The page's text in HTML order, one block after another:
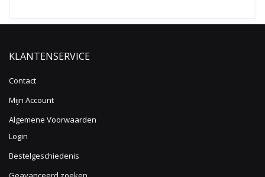
KLANTENSERVICE
Contact
Mijn Account
Algemene Voorwaarden
Login
Bestelgeschiedenis